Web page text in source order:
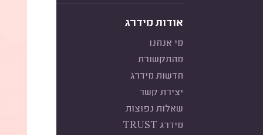
אודות מידרג
מי אנחנו
מהתקשורת
חדשות מידרג
יצירת קשר
שאלות נפוצות
מידרג TRUST